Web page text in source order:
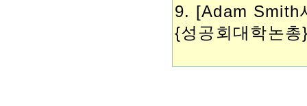
9. [Adam Smith
{성공회대학논